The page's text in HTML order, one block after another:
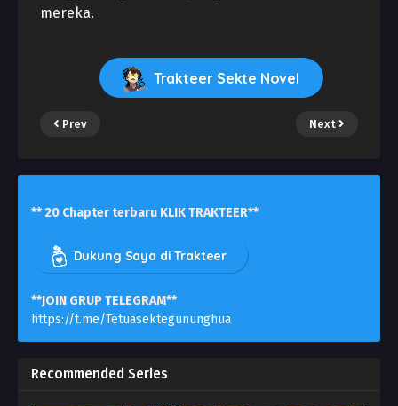
mereka.
Trakteer Sekte Novel
Prev Next
** 20 Chapter terbaru KLIK TRAKTEER**
Dukung Saya di Trakteer
**JOIN GRUP TELEGRAM**
https://t.me/Tetuasektegununghua
Recommended Series